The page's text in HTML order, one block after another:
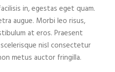
in, egestas eget quam.
augue. Morbi leo risus,
at eros. Praesent
nisl consectetur
metus auctor fringilla.